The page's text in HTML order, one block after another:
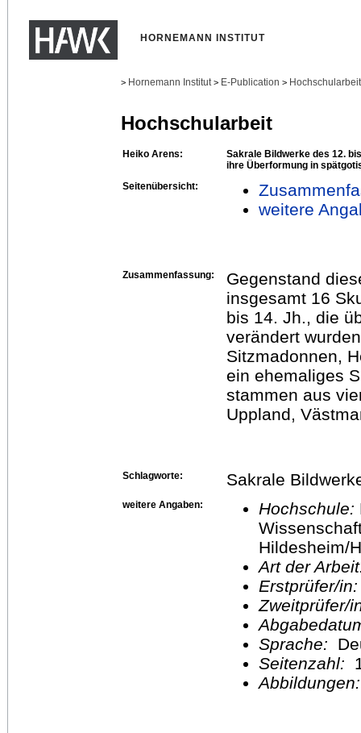
HORNEMANN INSTITUT
> Hornemann Institut > E-Publication >
Hochschularbeit
Heiko Arens:
Sakrale Bildwerke des 12.
ihre Überformung in
Seitenübersicht:
weitere
Zusammenfassung:
Gegenstand
insgesamt 16
bis 14. Jh., die
verändert
Sitzmadonnen,
ein ehemaliges
stammen aus
Uppland,
Schlagworte: Sakrale
weitere Angaben: Hochschule:
Hildesheim/
Art der
Erstprüfer/
Sprache:
Seitenzahl: